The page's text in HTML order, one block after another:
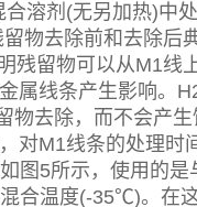
剂(无另加热)中处
物去除前和去除后
残留物可以从M1线
属线条产生影响。
物去除，而不会产
对M1线条的处理时
图5所示，使用的是
合温度(-35℃)。在